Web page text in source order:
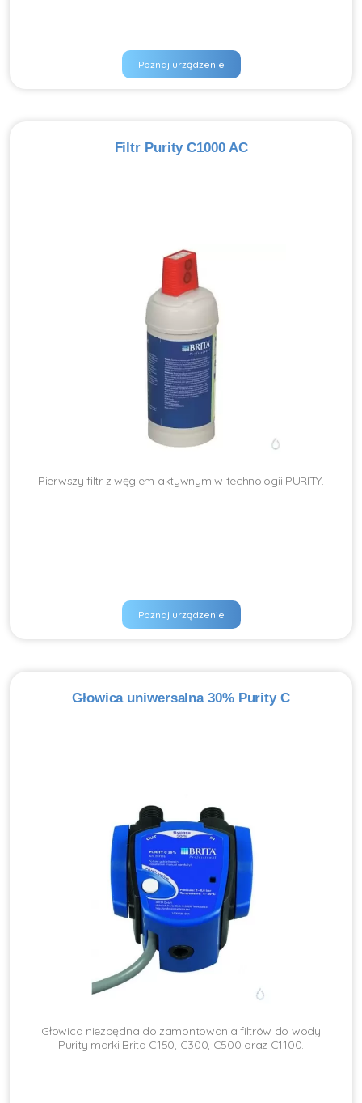
Poznaj urządzenie
Filtr Purity C1000 AC
Pierwszy filtr z węglem aktywnym w technologii PURITY.
Poznaj urządzenie
Głowica uniwersalna 30% Purity C
Głowica niezbędna do zamontowania filtrów do wody
Purity marki Brita C150, C300, C500 oraz C1100.